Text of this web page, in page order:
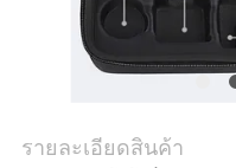
รายละเอียดสินค้า